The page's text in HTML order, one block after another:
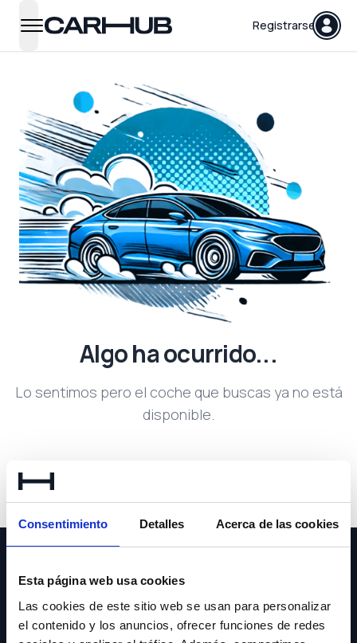
Consentimiento Detalles Acerca de las cookies
Esta página web usa cookies
Las cookies de este sitio web se usan para personalizar
el contenido y los anuncios, ofrecer funciones de redes
open navigation menu
Carhub Registrarse
Algo ha ocurrido...
Lo sentimos pero el coche que buscas ya no está
disponible.
NEWSLETTER